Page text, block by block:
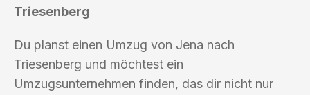
Triesenberg
Du planst einen Umzug von Jena nach
Triesenberg und möchtest ein
Umzugsunternehmen finden, das dir nicht nur